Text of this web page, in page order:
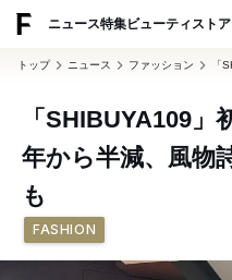
ニュース特集ビューティ ストア
トップ ニュース ファッション 「
「SHIBUYA109
年から半減、風物
も
FASHION